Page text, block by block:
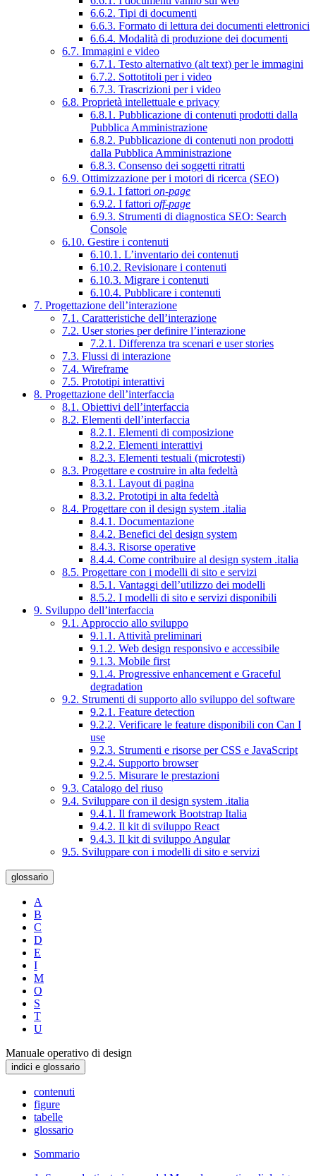
6.6.2. Tipi di documenti
6.6.3. Formato di lettura dei documenti elettronici
6.6.4. Modalità di produzione dei documenti
6.7. Immagini e video
6.7.1. Testo alternativo (alt text) per le immagini
6.7.2. Sottotitoli per i video
6.7.3. Trascrizioni per i video
6.8. Proprietà intellettuale e privacy
6.8.1. Pubblicazione di contenuti prodotti dalla
Pubblica Amministrazione
6.8.2. Pubblicazione di contenuti non prodotti
dalla Pubblica Amministrazione
6.8.3. Consenso dei soggetti ritratti
6.9. Ottimizzazione per i motori di ricerca (SEO)
6.9.1. I fattori on-page
6.9.2. I fattori off-page
6.9.3. Strumenti di diagnostica SEO: Search
Console
6.10. Gestire i contenuti
6.10.1. L’inventario dei contenuti
6.10.2. Revisionare i contenuti
6.10.3. Migrare i contenuti
6.10.4. Pubblicare i contenuti
7. Progettazione dell’interazione
7.1. Caratteristiche dell’interazione
7.2. User stories per definire l’interazione
7.2.1. Differenza tra scenari e user stories
7.3. Flussi di interazione
7.4. Wireframe
7.5. Prototipi interattivi
8. Progettazione dell’interfaccia
8.1. Obiettivi dell’interfaccia
8.2. Elementi dell’interfaccia
8.2.1. Elementi di composizione
8.2.2. Elementi interattivi
8.2.3. Elementi testuali (microtesti)
8.3. Progettare e costruire in alta fedeltà
8.3.1. Layout di pagina
8.3.2. Prototipi in alta fedeltà
8.4. Progettare con il design system .italia
8.4.1. Documentazione
8.4.2. Benefici del design system
8.4.3. Risorse operative
8.4.4. Come contribuire al design system .italia
8.5. Progettare con i modelli di sito e servizi
8.5.1. Vantaggi dell’utilizzo dei modelli
8.5.2. I modelli di sito e servizi disponibili
9. Sviluppo dell’interfaccia
9.1. Approccio allo sviluppo
9.1.1. Attività preliminari
9.1.2. Web design responsivo e accessibile
9.1.3. Mobile first
9.1.4. Progressive enhancement e Graceful
degradation
9.2. Strumenti di supporto allo sviluppo del software
9.2.1. Feature detection
9.2.2. Verificare le feature disponibili con Can I
use
9.2.3. Strumenti e risorse per CSS e JavaScript
9.2.4. Supporto browser
9.2.5. Misurare le prestazioni
9.3. Catalogo del riuso
9.4. Sviluppare con il design system .italia
9.4.1. Il framework Bootstrap Italia
9.4.2. Il kit di sviluppo React
9.4.3. Il kit di sviluppo Angular
9.5. Sviluppare con i modelli di sito e servizi
glossario
A
B
C
D
E
I
M
O
S
T
U
Manuale operativo di design
indici e glossario
contenuti
figure
tabelle
glossario
Sommario